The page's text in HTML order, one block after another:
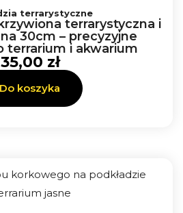
terrarystyczne
terrarystyczna i
30cm – precyzyjne
terrarium i akwarium
35,00 zł
Do koszyka